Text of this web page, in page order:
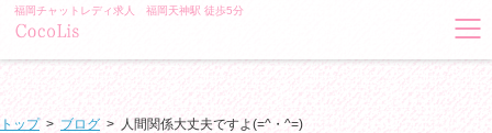
福岡チャットレディ求人 福岡天神駅 徒歩5分
トップ> ブログ > 人間関係大丈夫ですよ(=^・^=)